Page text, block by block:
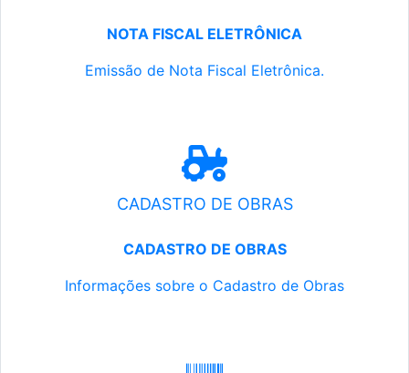
NOTA FISCAL ELETRÔNICA
Emissão de Nota Fiscal Eletrônica.
CADASTRO DE OBRAS
CADASTRO DE OBRAS
Informações sobre o Cadastro de Obras